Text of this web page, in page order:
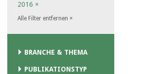
2016 ×
Alle Filter entfernen ×
BRANCHE & THEMA
PUBLIKATIONSTYP